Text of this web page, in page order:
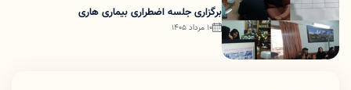
برگزاری جلسه اضطراری بیماری هاری
10 مرداد 1405